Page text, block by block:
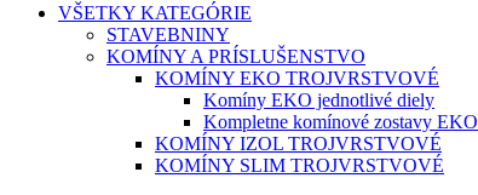
VŠETKY KATEGÓRIE
STAVEBNINY
KOMÍNY A PRÍSLUŠENSTVO
KOMÍNY EKO TROJVRSTVOVÉ
Komíny EKO jednotlivé diely
Kompletne komínové zostavy EKO
KOMÍNY IZOL TROJVRSTVOVÉ
KOMÍNY SLIM TROJVRSTVOVÉ